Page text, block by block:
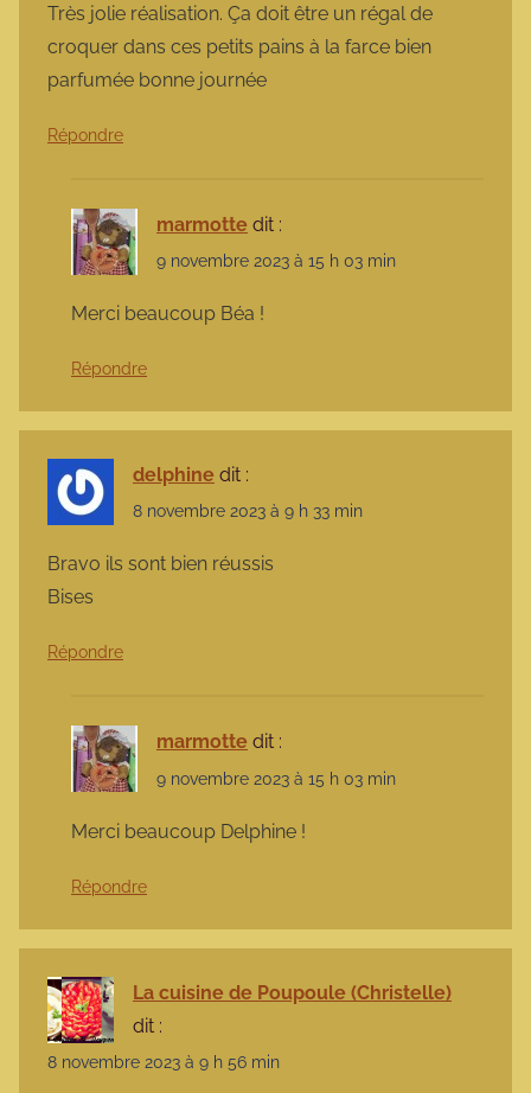
Très jolie réalisation. Ça doit être un régal de
croquer dans ces petits pains à la farce bien
parfumée bonne journée
Répondre
marmotte dit :
9 novembre 2023 à 15 h 03 min
Merci beaucoup Béa !
Répondre
delphine dit :
8 novembre 2023 à 9 h 33 min
Bravo ils sont bien réussis
Bises
Répondre
marmotte dit :
9 novembre 2023 à 15 h 03 min
Merci beaucoup Delphine !
Répondre
La cuisine de Poupoule (Christelle)
dit :
8 novembre 2023 à 9 h 56 min